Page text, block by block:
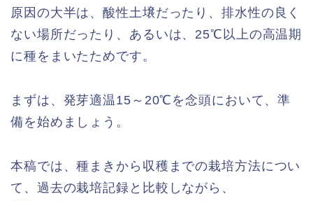
原因の大半は、酸性土壌だったり、排水性の良く
ない場所だったり、あるいは、25℃以上の高温期
に種をまいたためです。
まずは、発芽適温15～20℃を念頭において、準
備を始めましょう。
本稿では、種まきから収穫までの栽培方法につい
て、過去の栽培記録と比較しながら、